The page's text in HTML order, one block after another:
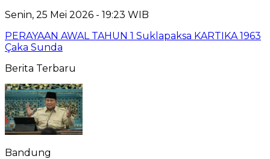
Senin, 25 Mei 2026 - 19:23 WIB
PERAYAAN AWAL TAHUN 1 Suklapaksa KARTIKA 1963
Çaka Sunda
Berita Terbaru
Bandung